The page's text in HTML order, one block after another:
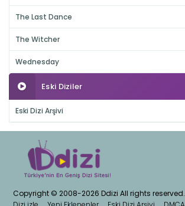
The Last Dance
The Witcher
Wednesday
Eski Diziler
Eski Dizi Arşivi
Copyright © 2008-2026 Ddizi All rights reserved.